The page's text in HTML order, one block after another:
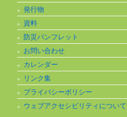
発行物
資料
防災パンフレット
お問い合わせ
カレンダー
リンク集
プライバシーポリシー
ウェブアクセシビリティについて